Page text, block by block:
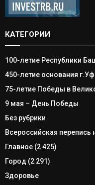
КАТЕГОРИИ
100-летие Республики
450-летие основания
75-летие Победы в
9 мая – День Победы
Без рубрики
Всероссийская перепись
Главное (2 425)
Город (2 291)
Здоровье